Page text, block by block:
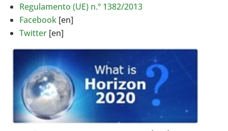
Regulamento (UE) n.º 1382/2013
Facebook [en]
Twitter [en]